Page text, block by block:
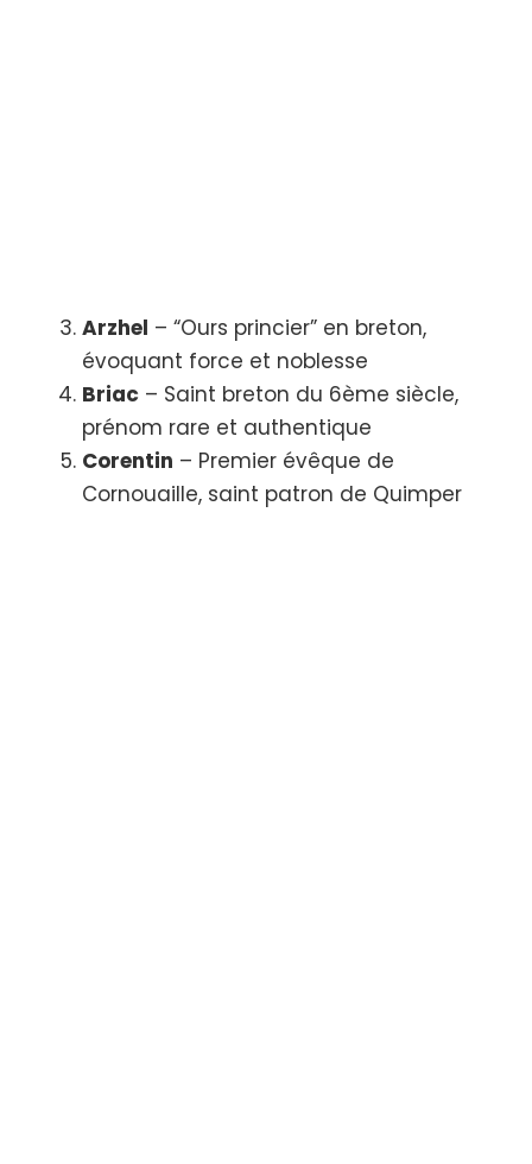
Arzhel – “Ours princier” en breton,
évoquant force et noblesse
Briac – Saint breton du 6ème siècle,
prénom rare et authentique
Corentin – Premier évêque de
Cornouaille, saint patron de Quimper